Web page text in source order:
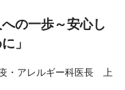
の一歩～安心し
」
・アレルギー科医長 上